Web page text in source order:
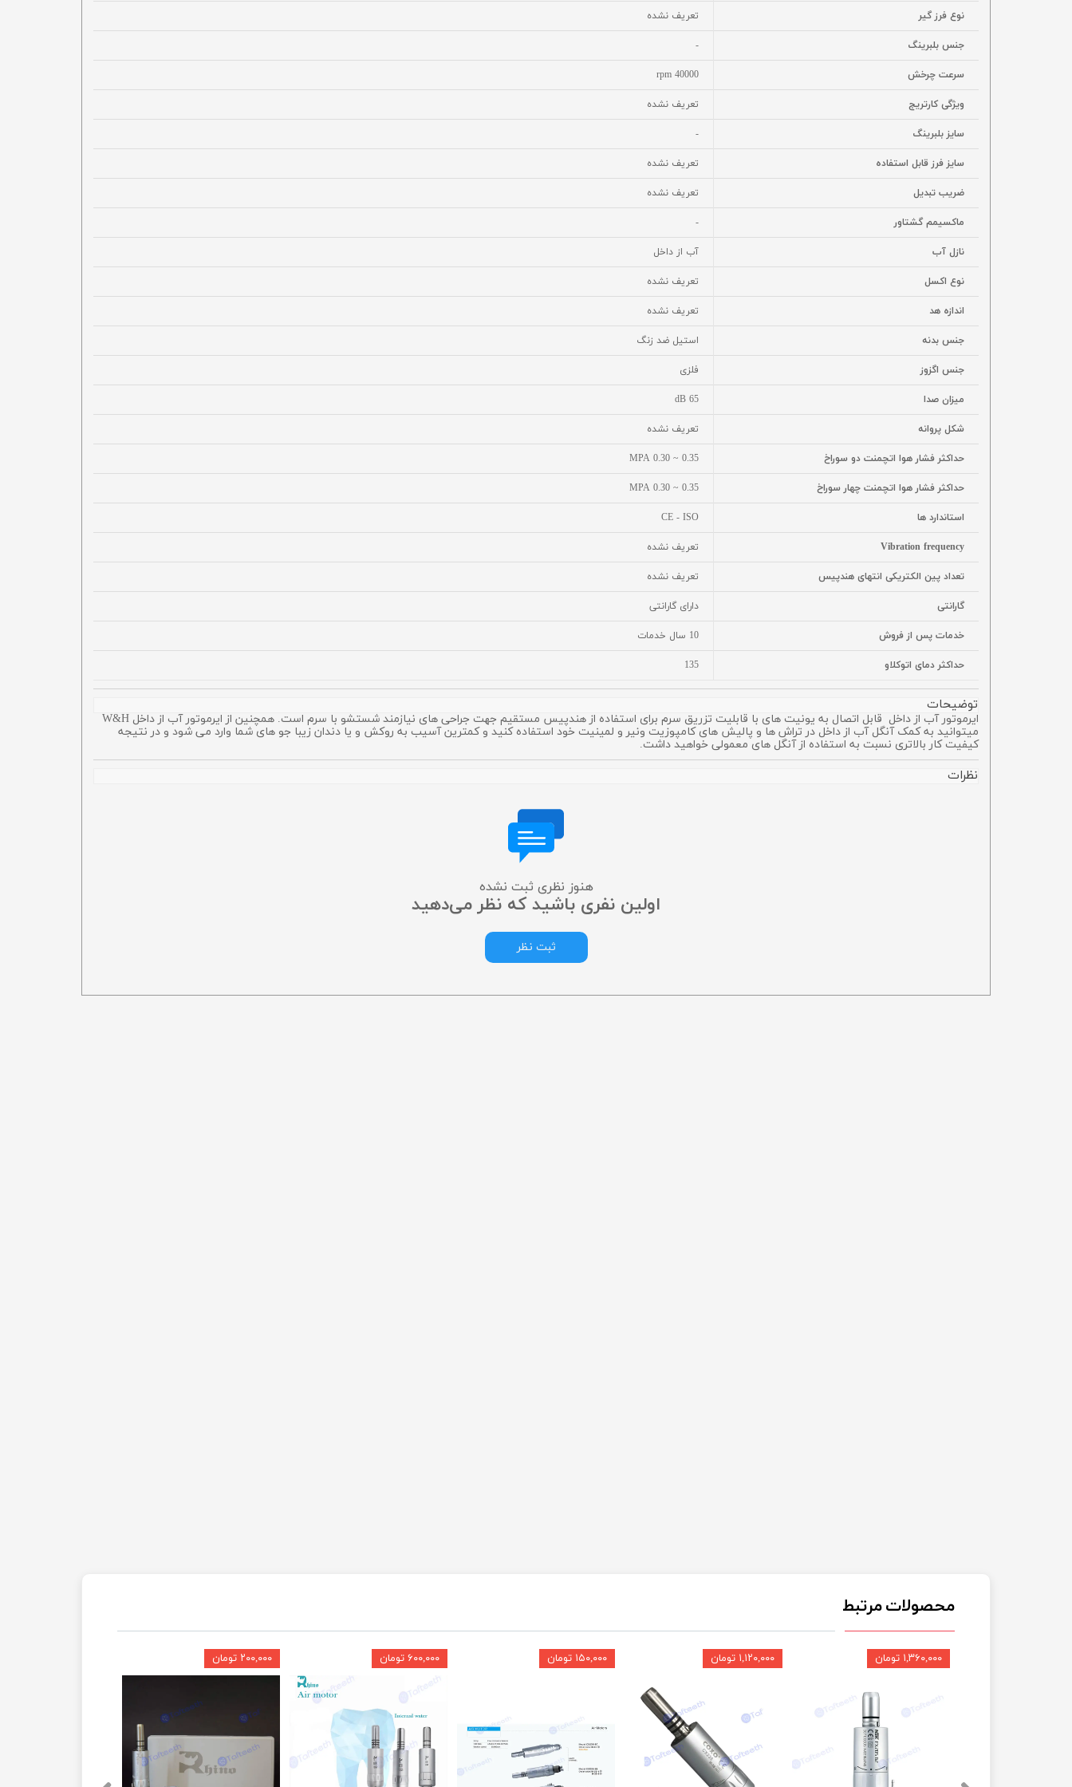
نوع فرز گیر تعریف نشده
جنس بلبرینگ -
سرعت چرخش 40000 rpm
ویژگی کارتریج تعریف نشده
سایز بلبرینگ -
سایز فرز قابل استفاده تعریف نشده
ضریب تبدیل تعریف نشده
ماکسیمم گشتاور -
نازل آب آب از داخل
نوع اکسل تعریف نشده
اندازه هد تعریف نشده
جنس بدنه استیل ضد زنگ
جنس اگزوز فلزی
میزان صدا 65 dB
شکل پروانه تعریف نشده
حداکثر فشار هوا اتچمنت دو سوراخ 0.35 ~ 0.30 MPA
حداکثر فشار هوا اتچمنت چهار سوراخ 0.35 ~ 0.30 MPA
استاندارد ها CE - ISO
Vibration frequency تعریف نشده
تعداد پین الکتریکی انتهای هندپیس تعریف نشده
گارانتی دارای گارانتی
خدمات پس از فروش 10 سال خدمات
حداکثر دمای اتوکلاو 135
توضیحات
ایرموتور آب از داخل قابل اتصال به یونیت های با قابلیت تزریق سرم برای استفاده از هندپیس مستقیم جهت جراحی های نیازمند شستشو با سرم است. همچنین از ایرموتور آب از داخل W&H
میتوانید به کمک آنگل آب از داخل در تراش ها و پالیش های کامپوزیت ونیر و لمینیت خود استفاده کنید و کمترین آسیب به روکش و یا دندان زیبا جو های شما وارد می شود و در نتیجه
کیفیت کار بالاتری نسبت به استفاده از آنگل های معمولی خواهید داشت.
نظرات
هنوز نظری ثبت نشده
اولین نفری باشید که نظر می‌دهید
ثبت نظر
محصولات مرتبط
۲۰۰,۰۰۰ تومان ۶۰۰,۰۰۰ تومان ۱۵۰,۰۰۰ تومان ۱,۱۲۰,۰۰۰ تومان ۱,۳۶۰,۰۰۰ تومان